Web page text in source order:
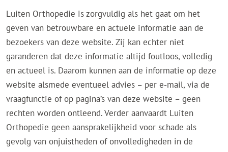
Luiten Orthopedie is zorgvuldig als het gaat om het
geven van betrouwbare en actuele informatie aan de
bezoekers van deze website. Zij kan echter niet
garanderen dat deze informatie altijd foutloos, volledig
en actueel is. Daarom kunnen aan de informatie op deze
website alsmede eventueel advies – per e-mail, via de
vraagfunctie of op pagina’s van deze website – geen
rechten worden ontleend. Verder aanvaardt Luiten
Orthopedie geen aansprakelijkheid voor schade als
gevolg van onjuistheden of onvolledigheden in de